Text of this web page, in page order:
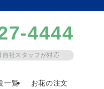
一覧 お花の注文
4444
社スタッフが対応